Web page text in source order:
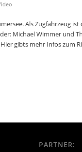
Als Zugfahrzeug
Michael Wimmer und
Hier gibts mehr Infos zum
PARTNER: